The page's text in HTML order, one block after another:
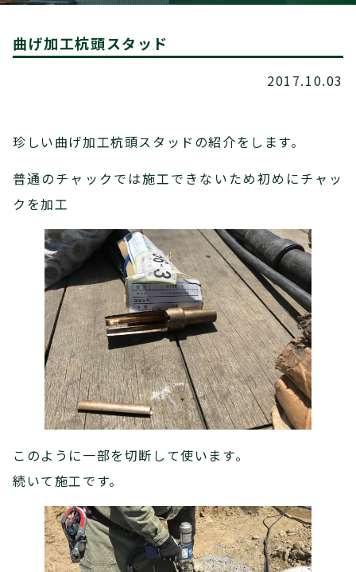
曲げ加工杭頭スタッド
2017.10.03
珍しい曲げ加工杭頭スタッドの紹介をします。
普通のチャックでは施工できないため初めにチャッ
クを加工
このように一部を切断して使います。
続いて施工です。